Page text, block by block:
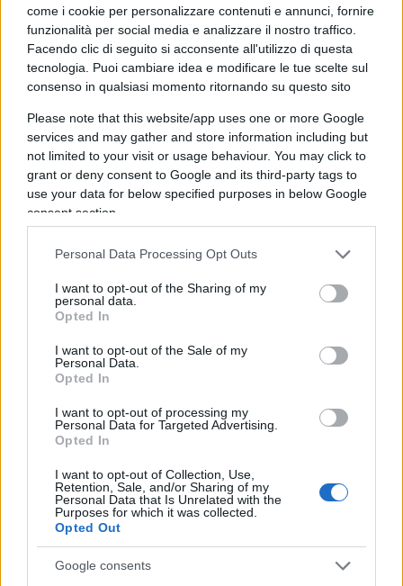
come i cookie per personalizzare contenuti e annunci, fornire
funzionalità per social media e analizzare il nostro traffico.
Facendo clic di seguito si acconsente all'utilizzo di questa
tecnologia. Puoi cambiare idea e modificare le tue scelte sul
consenso in qualsiasi momento ritornando su questo sito
Please note that this website/app uses one or more Google
services and may gather and store information including but
not limited to your visit or usage behaviour. You may click to
grant or deny consent to Google and its third-party tags to
use your data for below specified purposes in below Google
consent section.
Personal Data Processing Opt Outs
I want to opt-out of the Sharing of my
personal data.
Opted In
I want to opt-out of the Sale of my
Personal Data.
Opted In
I want to opt-out of processing my
Personal Data for Targeted Advertising.
Opted In
I want to opt-out of Collection, Use,
Retention, Sale, and/or Sharing of my
Personal Data that Is Unrelated with the
Purposes for which it was collected.
Opted Out
Google consents
SEDUTE SATIRICHE
Vignetta del 04/08/2026
Vai all'archivio delle vignette
Il Como e l’assurda pretesa di
controllare chi ha già pagato
Il club lariano introduce presenze minime e
controlli sugli abbonati: pagare il posto non basta
più, bisogna anche dimostrare di meritarlo
di Ivan Mazzoletti
6 Agosto 2026, 20:00